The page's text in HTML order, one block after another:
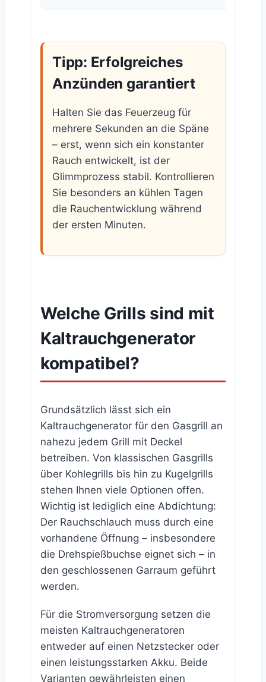
Tipp: Erfolgreiches
Anzünden garantiert
Halten Sie das Feuerzeug für
mehrere Sekunden an die Späne
– erst, wenn sich ein konstanter
Rauch entwickelt, ist der
Glimmprozess stabil. Kontrollieren
Sie besonders an kühlen Tagen
die Rauchentwicklung während
der ersten Minuten.
Welche Grills sind mit
Kaltrauchgenerator
kompatibel?
Grundsätzlich lässt sich ein
Kaltrauchgenerator für den Gasgrill an
nahezu jedem Grill mit Deckel
betreiben. Von klassischen Gasgrills
über Kohlegrills bis hin zu Kugelgrills
stehen Ihnen viele Optionen offen.
Wichtig ist lediglich eine Abdichtung:
Der Rauchschlauch muss durch eine
vorhandene Öffnung – insbesondere
die Drehspießbuchse eignet sich – in
den geschlossenen Garraum geführt
werden.
Für die Stromversorgung setzen die
meisten Kaltrauchgeneratoren
entweder auf einen Netzstecker oder
einen leistungsstarken Akku. Beide
Varianten gewährleisten einen